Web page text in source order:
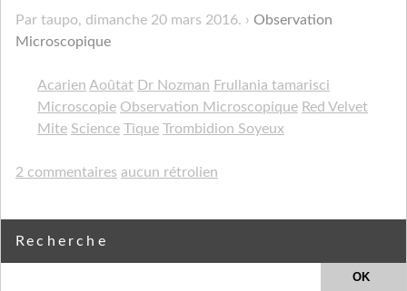
Par taupo, dimanche 20 mars 2016.
Observation
Microscopique
Acarien Aoûtat Dr Nozman Frullania tamarisci
Microscopie Observation Microscopique Red Velvet
Mite Science Tique Trombidion Soyeux
2 commentaires aucun rétrolien
Recherche